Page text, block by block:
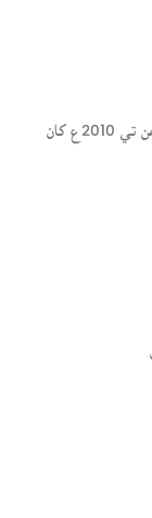
سنڌسلامت ڪتاب گهر ھڪ آن لائين لائبريري آھي، جنھن تي 2010ع کان